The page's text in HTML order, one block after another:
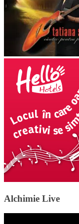
Alchimie Live